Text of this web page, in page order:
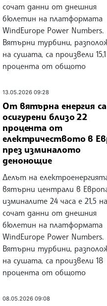
сочат данни от днешния
бюлетин на платформата
WindEurope Power Numbers.
Вятърни турбини,
на сушата, са произвели 15,1
процента от общото
13.05.2026 09:28
От вятърна енергия са
осигурени близо 22
процента от
електричеството в
през изминалото
денонощие
Делът на
вятърни централи в
изминалите 24 часа е 21,5
сочат данни от днешния
бюлетин на платформата
WindEurope Power Numbers.
Вятърни турбини,
на сушата, са произвели 18
процента от общото
08.05.2026 09:08